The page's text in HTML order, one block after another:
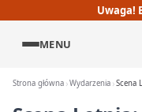
Uwaga!
MENU
Strona główna Wydarzenia Scena